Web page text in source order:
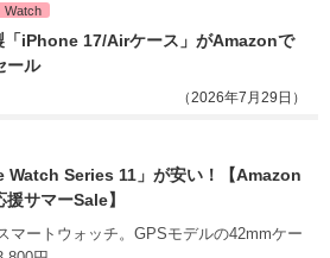
Watch
iPhone 17/Airケース」がAmazonで
ール
（2026年7月29日）
Watch Series 11」が安い！【Amazon
サマーSale】
マートウォッチ。GPSモデルの42mmケー